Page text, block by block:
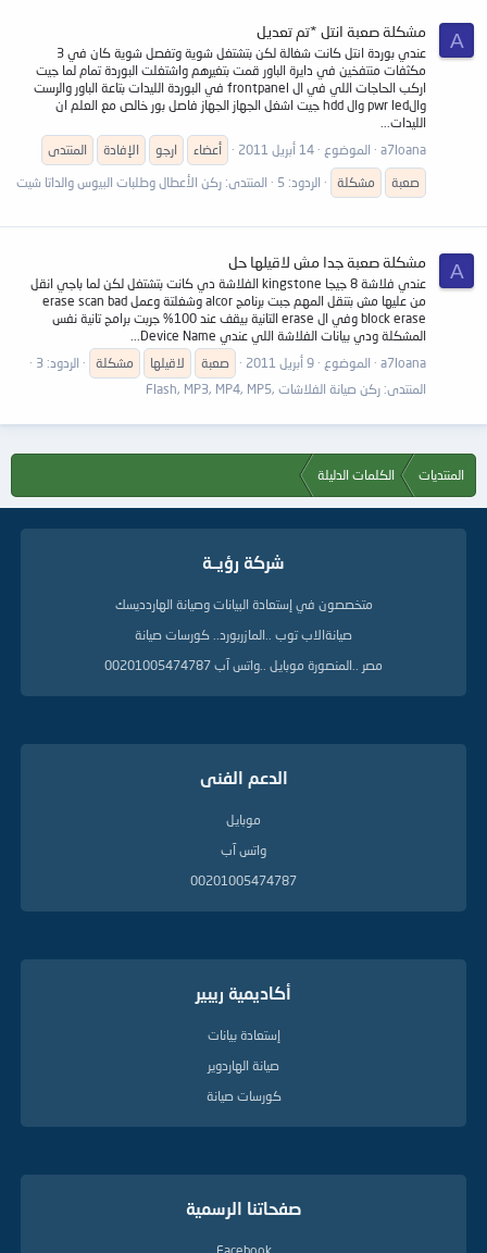
A مشكلة صعبة انتل *تم تعديل
عندي بوردة انتل كانت شغالة لكن بتشتغل شوية وتفصل شوية كان في 3
مكثفات منتفخين في دايرة الباور قمت بتغيرهم واشتغلت البوردة تمام لما جيت
اركب الحاجات اللي في ال frontpanel في البوردة الليدات بتاعة الباور والرست
والpwr led وال hdd جيت اشغل الجهاز الجهاز فاصل بور خالص مع العلم ان
الليدات...
a7loana
الموضوع 14 أبريل 2011 أعضاء ارجو الإفادة
المنتدى
صعبة
مشكلة الردود: 5 المنتدى: ركن الأعطال وطلبات البيوس والداتا شيت
A مشكلة صعبة جدا مش لاقيلها حل
عندي فلاشة 8 جيجا kingstone الفلاشة دي كانت بتشتغل لكن لما باجي انقل
من عليها مش بتنقل المهم جبت برنامج alcor وشغلتة وعمل erase scan bad
block erase وفي ال erase التانية بيقف عند 100% جربت برامج تانية نفس
المشكلة ودي بيانات الفلاشة اللي عندي Device Name...
a7loana
الموضوع 9 أبريل 2011 صعبة لاقيلها مشكلة
الردود: 3
المنتدى: ركن صيانة الفلاشات ,Flash, MP3, MP4, MP5
المنتديات الكلمات الدليلة
شركة رؤيــة
متخصصون في إستعادة البيانات وصيانة الهاردديسك
صيانةالاب توب ..المازربورد.. كورسات صيانة
مصر ..المنصورة موبايل ..واتس آب 00201005474787
الدعم الفنى
موبايل
واتس آب
00201005474787
أكاديمية ريبير
إستعادة بيانات
صيانة الهاردوير
كورسات صيانة
صفحاتنا الرسمية